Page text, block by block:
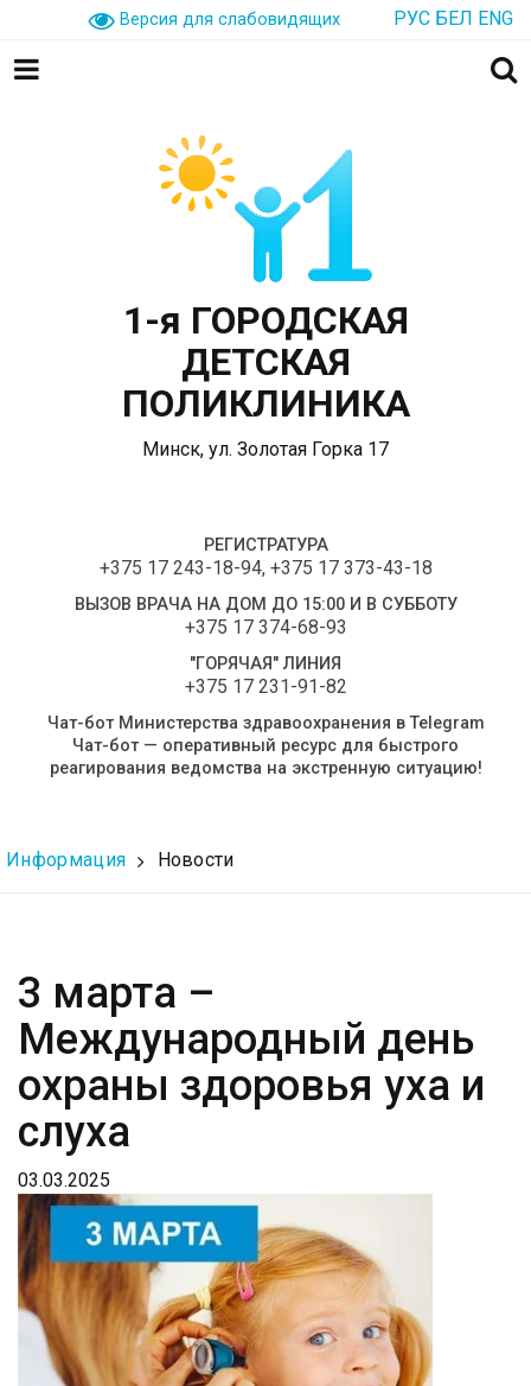
Версия для слабовидящих РУС БЕЛ ENG
1-я ГОРОДСКАЯ
ДЕТСКАЯ
ПОЛИКЛИНИКА
Минск, ул. Золотая Горка 17
РЕГИСТРАТУРА
+375 17 243-18-94, +375 17 373-43-18
ВЫЗОВ ВРАЧА НА ДОМ ДО 15:00 И В СУББОТУ
+375 17 374-68-93
"ГОРЯЧАЯ" ЛИНИЯ
+375 17 231-91-82
Чат-бот Министерства здравоохранения в Telegram
Чат-бот — оперативный ресурс для быстрого
реагирования ведомства на экстренную ситуацию!
Информация Новости
3 марта –
Международный день
охраны здоровья уха и
слуха
03.03.2025